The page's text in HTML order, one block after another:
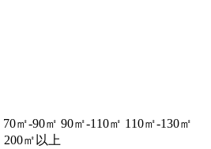
70㎡-90㎡ 90㎡-110㎡ 110㎡-130㎡
200㎡以上